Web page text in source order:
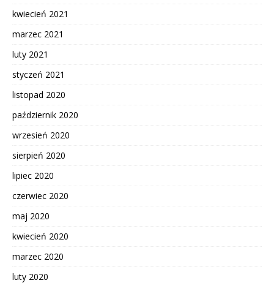
kwiecień 2021
marzec 2021
luty 2021
styczeń 2021
listopad 2020
październik 2020
wrzesień 2020
sierpień 2020
lipiec 2020
czerwiec 2020
maj 2020
kwiecień 2020
marzec 2020
luty 2020